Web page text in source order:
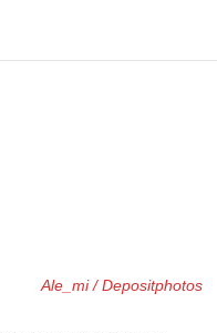
Ale_mi / Depositphotos